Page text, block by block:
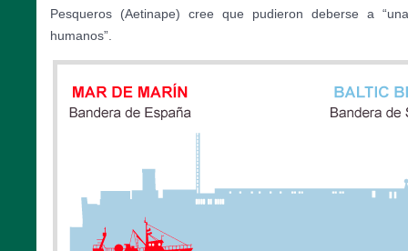
Pesqueros (Aetinape) cree que pudieron deberse a
humanos”.